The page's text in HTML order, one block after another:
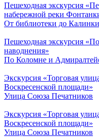
Пешеходная экскурсия
набережной реки
От библиотеки до
Пешеходная экскурсия
наводнения»
По Коломне и
Экскурсия «Торговая
Воскресенской площади»
Улица Союза Печатников
Экскурсия «Торговая
Воскресенской площади»
Улица Союза Печатников